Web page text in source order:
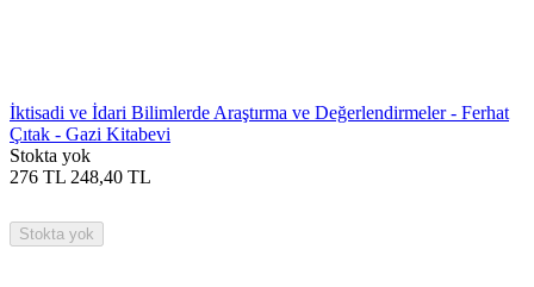
İktisadi ve İdari Bilimlerde Araştırma ve Değerlendirmeler - Ferhat
Çıtak - Gazi Kitabevi
Stokta yok
276 TL 248,40 TL
Stokta yok